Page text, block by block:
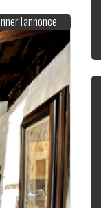
l'annonce